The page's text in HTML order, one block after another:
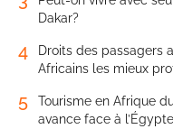
Dakar?
4
Droits des passagers
Africains les mieux
5
Tourisme en Afrique
avance face à l’Égypte